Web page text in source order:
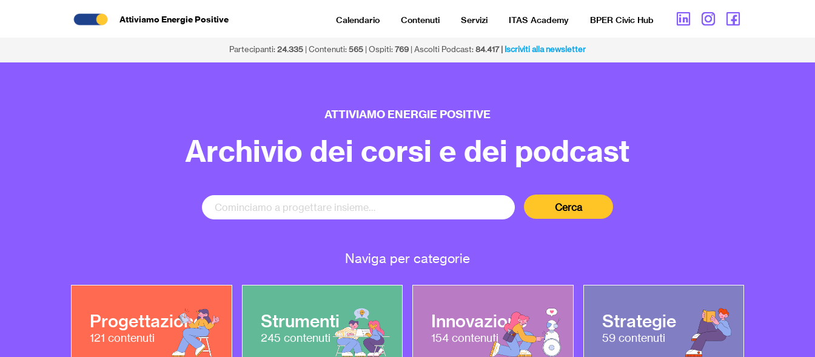
Attiviamo Energie Positive Calendario Contenuti Servizi ITAS Academy BPER Civic Hub
Partecipanti: 24.335 | Contenuti: 565 | Ospiti: 769 | Ascolti Podcast: 84.417 | Iscriviti alla newsletter
ATTIVIAMO ENERGIE POSITIVE
Archivio dei corsi e dei podcast
Naviga per categorie
Progettazione
121 contenuti
Strumenti
245 contenuti
Innovazione
154 contenuti
Strategie
59contenuti